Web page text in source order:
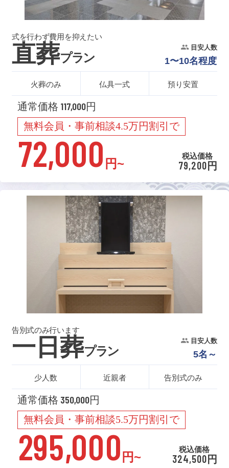
式を行わず費用を抑えたい
直葬プラン
目安人数
1〜10名程度
火葬のみ 仏具一式 預り安置
通常価格 117,000円
無料会員・事前相談4.5万円割引で
72,000 円~
税込価格
79,200円
告別式のみ行います
一日葬プラン
目安人数
5名～
少人数 近親者 告別式のみ
通常価格 350,000円
無料会員・事前相談5.5万円割引で
295,000 円~
税込価格
324,500円